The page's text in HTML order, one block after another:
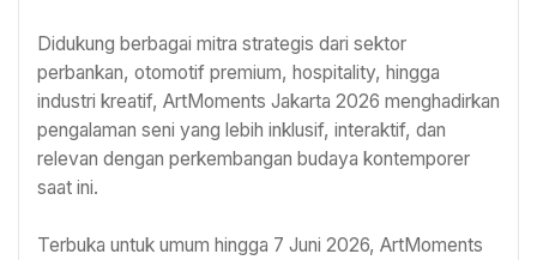
Didukung berbagai mitra strategis dari sektor
perbankan, otomotif premium, hospitality, hingga
industri kreatif, ArtMoments Jakarta 2026 menghadirkan
pengalaman seni yang lebih inklusif, interaktif, dan
relevan dengan perkembangan budaya kontemporer
saat ini.
Terbuka untuk umum hingga 7 Juni 2026, ArtMoments